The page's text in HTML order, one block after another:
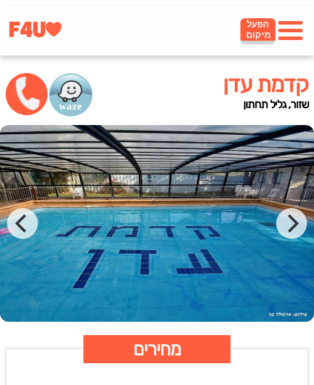
הפעל
מיקום
קדמת עדן
שזור, גליל תחתון
מחירים